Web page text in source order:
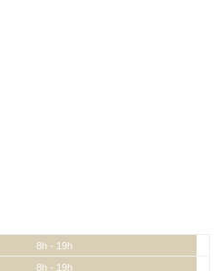
8h - 19h
8h - 19h